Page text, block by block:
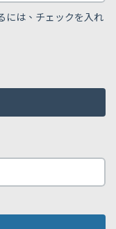
には、チェックを入れ